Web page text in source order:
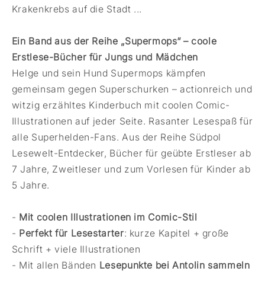
Krakenkrebs auf die Stadt ...
Ein Band aus der Reihe „Supermops“ – coole
Erstlese-Bücher für Jungs und Mädchen
Helge und sein Hund Supermops kämpfen
gemeinsam gegen Superschurken – actionreich und
witzig erzähltes Kinderbuch mit coolen Comic-
Illustrationen auf jeder Seite. Rasanter Lesespaß für
alle Superhelden-Fans. Aus der Reihe Südpol
Lesewelt-Entdecker, Bücher für geübte Erstleser ab
7 Jahre, Zweitleser und zum Vorlesen für Kinder ab
5 Jahre.
- Mit coolen Illustrationen im Comic-Stil
- Perfekt für Lesestarter: kurze Kapitel + große
Schrift + viele Illustrationen
- Mit allen Bänden Lesepunkte bei Antolin sammeln